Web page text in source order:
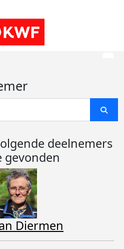
deelnemers
gevonden
Diermen